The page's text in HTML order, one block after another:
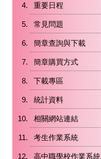
重要日程
常見問題
簡章查詢與下載
簡章購買方式
下載專區
統計資料
相關網站連結
考生作業系統
高中職學校作業系統